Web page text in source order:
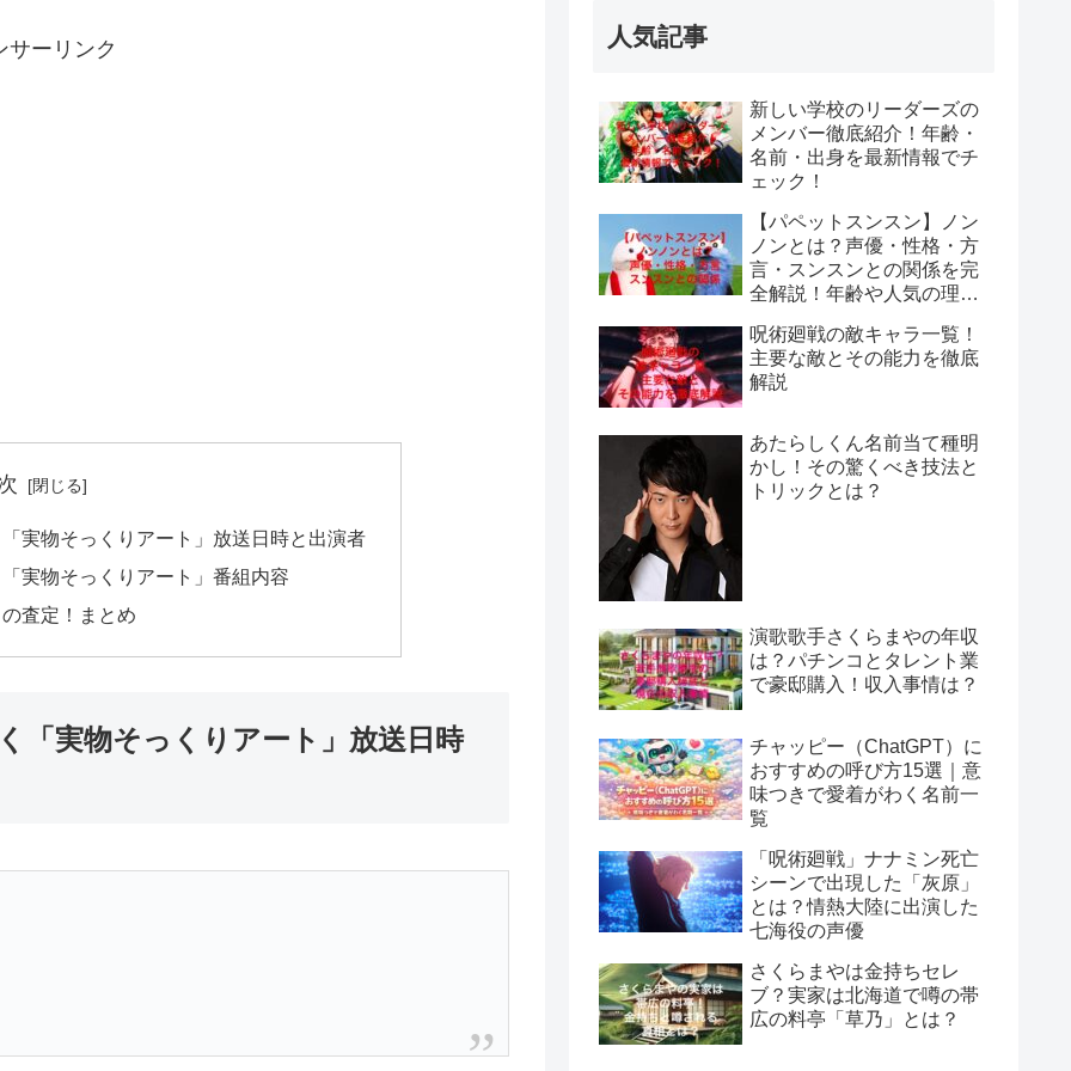
サーリンク
実物そっくりアート」放送日時と出演者
実物そっくりアート」番組内容
査定！まとめ
「実物そっくりアート」放送日時
人気記事
新しい学校のリーダーズの
メンバー徹底紹介！年齢・
名前・出身を最新情報でチ
ェック！
【パペットスンスン】ノン
ノンとは？声優・性格・方
言・スンスンとの関係を完
全解説！年齢や人気の理由
呪術廻戦の敵キャラ一覧！
主要な敵とその能力を徹底
解説
あたらしくん名前当て種明
かし！その驚くべき技法と
トリックとは？
演歌歌手さくらまやの年収
は？パチンコとタレント業
で豪邸購入！収入事情は？
チャッピー（ChatGPT）に
おすすめの呼び方15選｜意
味つきで愛着がわく名前一
覧
「呪術廻戦」ナナミン死亡
シーンで出現した「灰原」
とは？情熱大陸に出演した
七海役の声優
さくらまやは金持ちセレ
ブ？実家は北海道で噂の帯
広の料亭「草乃」とは？